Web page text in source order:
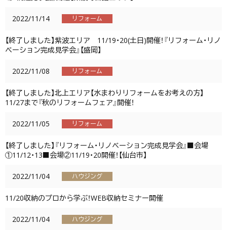
2022/11/14 リフォーム
【終了しました】紫波エリア 11/19・20(土日)開催！『リフォーム・リノ
ベーション完成見学会』【盛岡】
2022/11/08 リフォーム
【終了しました】北上エリア【水まわりリフォームをお考えの方】
11/27まで『秋のリフォームフェア』開催！
2022/11/05 リフォーム
【終了しました】『リフォーム・リノベーション完成見学会』■会場
①11/12・13■会場②11/19・20開催！【仙台市】
2022/11/04 ハウジング
11/20収納のプロから学ぶ！WEB収納セミナー開催
2022/11/04 ハウジング